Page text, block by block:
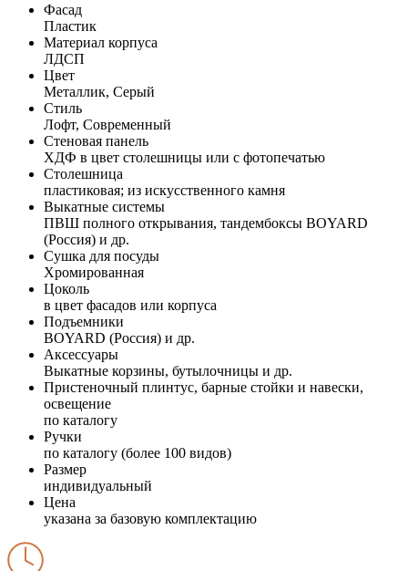
Фасад
Пластик
Материал корпуса
ЛДСП
Цвет
Металлик, Серый
Стиль
Лофт, Современный
Стеновая панель
ХДФ в цвет столешницы или с фотопечатью
Столешница
пластиковая; из искусственного камня
Выкатные системы
ПВШ полного открывания, тандембоксы BOYARD
(Россия) и др.
Сушка для посуды
Хромированная
Цоколь
в цвет фасадов или корпуса
Подъемники
BOYARD (Россия) и др.
Аксессуары
Выкатные корзины, бутылочницы и др.
Пристеночный плинтус, барные стойки и навески,
освещение
по каталогу
Ручки
по каталогу (более 100 видов)
Размер
индивидуальный
Цена
указана за базовую комплектацию